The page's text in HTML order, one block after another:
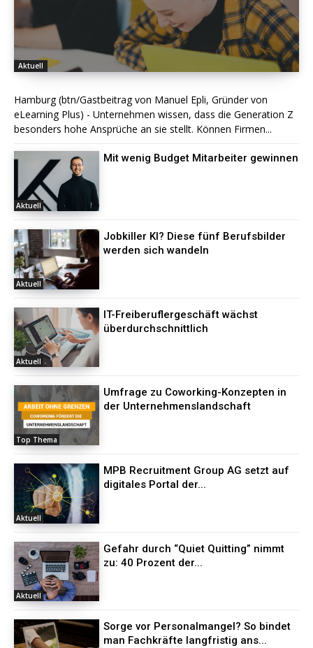
Aktuell
Hamburg (btn/Gastbeitrag von Manuel Epli, Gründer von
eLearning Plus) - Unternehmen wissen, dass die Generation Z
besonders hohe Ansprüche an sie stellt. Können Firmen...
Aktuell
Mit wenig Budget Mitarbeiter gewinnen
Aktuell
Jobkiller KI? Diese fünf Berufsbilder
werden sich wandeln
Aktuell
IT-Freiberuflergeschäft wächst
überdurchschnittlich
Top Thema
Umfrage zu Coworking-Konzepten in
der Unternehmenslandschaft
Aktuell
MPB Recruitment Group AG setzt auf
digitales Portal der...
Aktuell
Gefahr durch “Quiet Quitting” nimmt
zu: 40 Prozent der...
Sorge vor Personalmangel? So bindet
man Fachkräfte langfristig ans...